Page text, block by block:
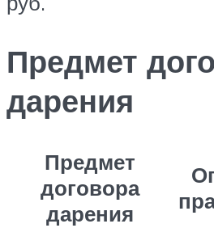
Предмет
дарения
Предмет
договора
дарения